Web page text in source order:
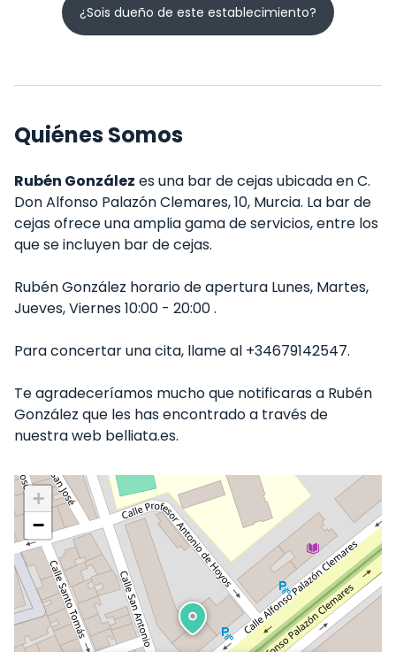
¿Sois dueño de este establecimiento?
Quiénes Somos
Rubén González es una bar de cejas ubicada en C.
Don Alfonso Palazón Clemares, 10, Murcia. La bar de
cejas ofrece una amplia gama de servicios, entre los
que se incluyen bar de cejas.
Rubén González horario de apertura Lunes, Martes,
Jueves, Viernes 10:00 - 20:00 .
Para concertar una cita, llame al +34679142547.
Te agradeceríamos mucho que notificaras a Rubén
González que les has encontrado a través de
nuestra web belliata.es.
+
−